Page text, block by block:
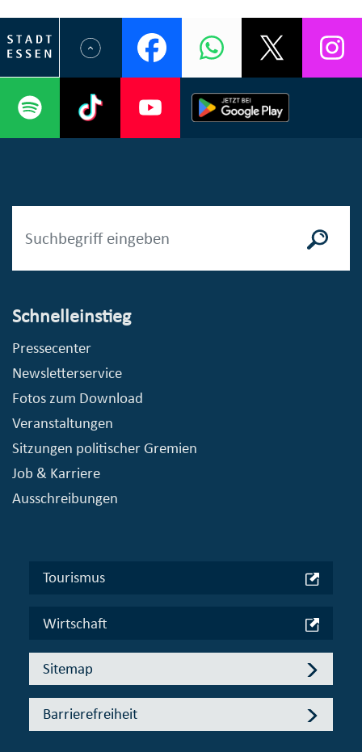
Schnelleinstieg
Pressecenter
Newsletterservice
Fotos zum Download
Veranstaltungen
Sitzungen politischer Gremien
Job & Karriere
Ausschreibungen
Tourismus
Wirtschaft
Sitemap
Barrierefreiheit